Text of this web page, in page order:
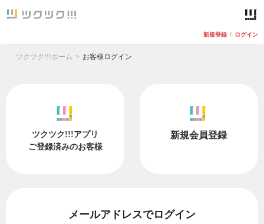
新規登録 / ログイン
ツクツク!!!ホーム お客様ログイン
ツクツク!!!アプリ
ご登録済みのお客様
新規会員登録
メールアドレスでログイン